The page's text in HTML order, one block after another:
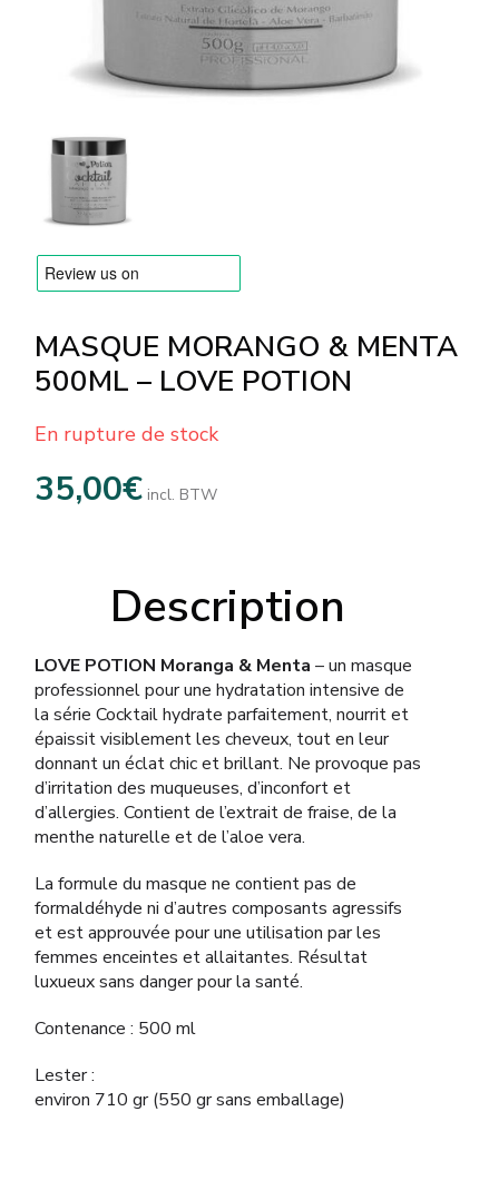
Questions fréquemment posées
Contactez nous
Commentaires
MASQUE MORANGO & MENTA
500ML – LOVE POTION
En rupture de stock
35,00€ incl. BTW
Description
LOVE POTION Moranga & Menta – un masque
professionnel pour une hydratation intensive de
la série Cocktail hydrate parfaitement, nourrit et
épaissit visiblement les cheveux, tout en leur
donnant un éclat chic et brillant. Ne provoque pas
d’irritation des muqueuses, d’inconfort et
d’allergies. Contient de l’extrait de fraise, de la
menthe naturelle et de l’aloe vera.
La formule du masque ne contient pas de
formaldéhyde ni d’autres composants agressifs
et est approuvée pour une utilisation par les
femmes enceintes et allaitantes. Résultat
luxueux sans danger pour la santé.
Contenance : 500 ml
Lester :
environ 710 gr (550 gr sans emballage)